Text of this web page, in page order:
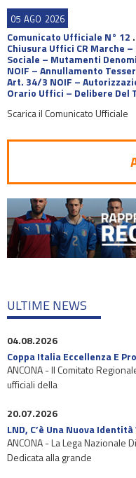
05 AGO 2026
Comunicato Ufficiale N° 12 .
Chiusura Uffici CR Marche
Sociale – Mutamenti
NOIF – Annullamento
Art. 34/3 NOIF –
Orario Uffici – Delibere
Scarica il Comunicato Ufficiale
ULTIME NEWS
04.08.2026
Coppa Italia Eccellenza E
ANCONA - Il Comitato
ufficiali della
20.07.2026
LND, C’è Una Nuova
ANCONA - La Lega Nazionale
Dedicata alla grande